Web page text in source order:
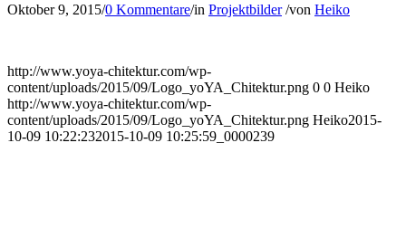
Oktober 9, 2015/0 Kommentare/in Projektbilder /von Heiko
http://www.yoya-chitektur.com/wp-
content/uploads/2015/09/Logo_yoYA_Chitektur.png 0 0 Heiko
http://www.yoya-chitektur.com/wp-
content/uploads/2015/09/Logo_yoYA_Chitektur.png Heiko2015-
10-09 10:22:232015-10-09 10:25:59 _0000239